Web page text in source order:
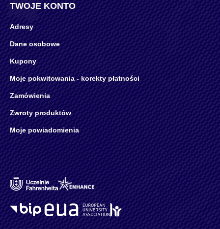
TWOJE KONTO
Adresy
Dane osobowe
Kupony
Moje pokwitowania - korekty płatności
Zamówienia
Zwroty produktów
Moje powiadomienia